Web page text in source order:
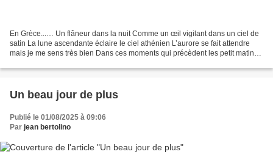
En Grèce...… Un flâneur dans la nuit Comme un œil vigilant dans un ciel de
satin La lune ascendante éclaire le ciel athénien L’aurore se fait attendre
mais je me sens très bien Dans ces moments qui précèdent les petit matins.
Un beau jour de plus
Publié le 01/08/2025 à 09:06
Par jean bertolino